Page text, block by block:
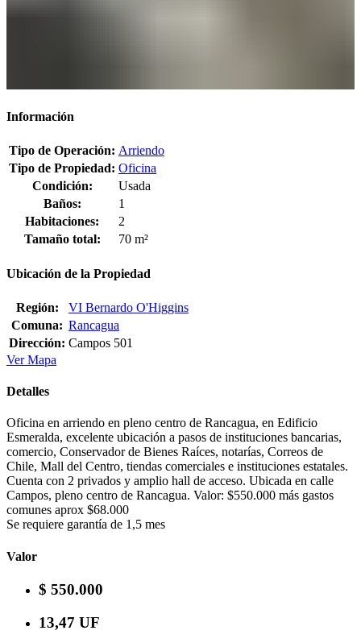
Información
Tipo de Operación: Arriendo
Tipo de Propiedad: Oficina
Condición:
Usada
Baños:
1
Habitaciones:
2
Tamaño total:
70 m²
Ubicación de la Propiedad
Región:
VI Bernardo O'Higgins
Comuna: Rancagua
Dirección: Campos 501
Ver Mapa
Detalles
Oficina en arriendo en pleno centro de Rancagua, en Edificio
Esmeralda, excelente ubicación a pasos de instituciones bancarias,
comercio, Conservador de Bienes Raíces, notarías, Correos de
Chile, Mall del Centro, tiendas comerciales e instituciones estatales.
Cuenta con 2 privados y amplio hall de acceso. Ubicada en calle
Campos, pleno centro de Rancagua. Valor: $550.000 más gastos
comunes aprox $68.000
Se requiere garantía de 1,5 mes
Valor
$ 550.000
13,47 UF